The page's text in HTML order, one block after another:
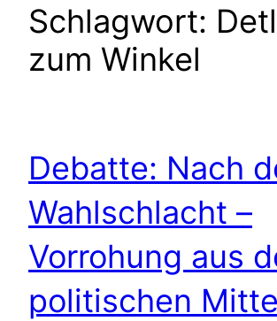
Schlagwort:
zum Winkel
Debatte: Nach
Wahlschlacht –
Vorrohung aus
politischen